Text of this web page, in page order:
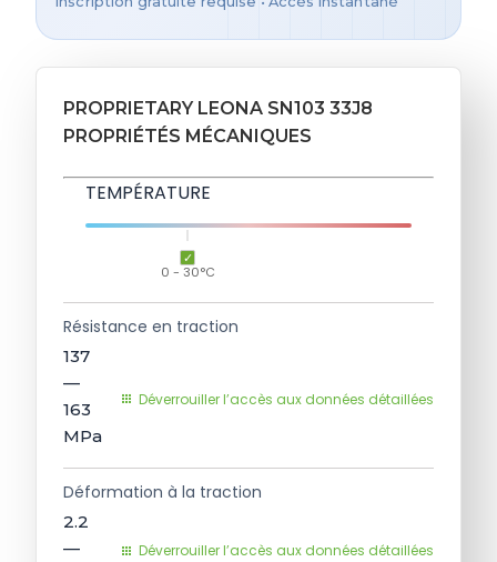
PROPRIETARY LEONA SN103 33J8
PROPRIÉTÉS MÉCANIQUES
TEMPÉRATURE
0 - 30°C
Résistance en traction
137
—
163
MPa
Déverrouiller l’accès aux données détaillées
Déformation à la traction
2.2
—
Déverrouiller l’accès aux données détaillées